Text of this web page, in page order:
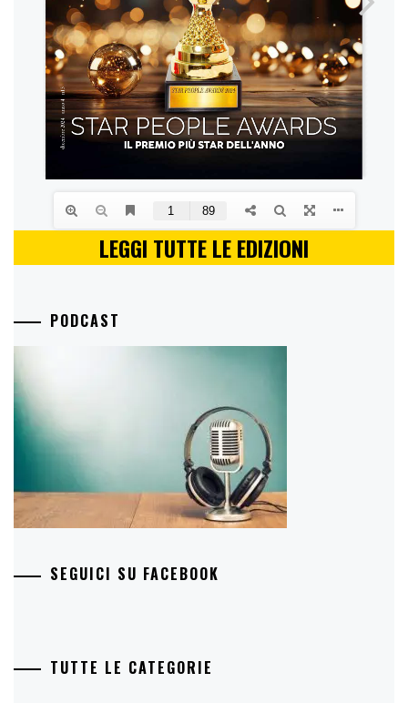
LEGGI TUTTE LE EDIZIONI
PODCAST
SEGUICI SU FACEBOOK
TUTTE LE CATEGORIE